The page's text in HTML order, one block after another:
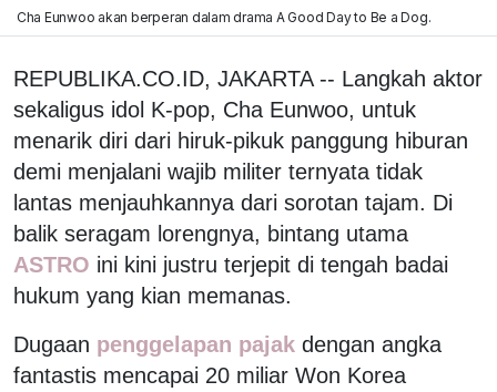
Cha Eunwoo akan berperan dalam drama A Good Day to Be a Dog.
REPUBLIKA.CO.ID, JAKARTA -- Langkah aktor
sekaligus idol K-pop, Cha Eunwoo, untuk
menarik diri dari hiruk-pikuk panggung hiburan
demi menjalani wajib militer ternyata tidak
lantas menjauhkannya dari sorotan tajam. Di
balik seragam lorengnya, bintang utama
ASTRO ini kini justru terjepit di tengah badai
hukum yang kian memanas.
Dugaan penggelapan pajak dengan angka
fantastis mencapai 20 miliar Won Korea